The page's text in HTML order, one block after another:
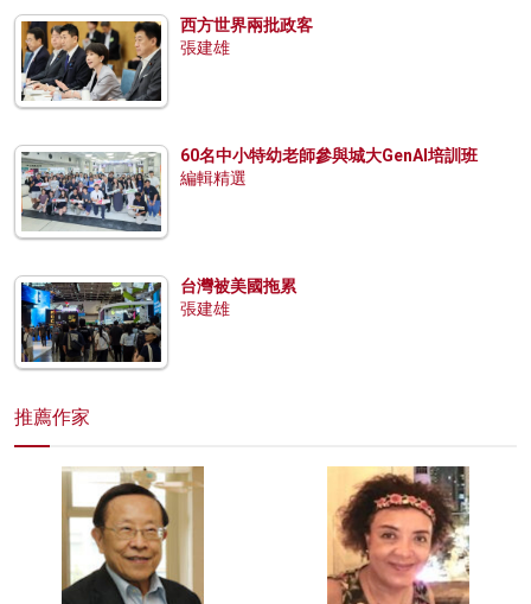
西方世界兩批政客
張建雄
60名中小特幼老師參與城大GenAI培訓班
編輯精選
台灣被美國拖累
張建雄
推薦作家